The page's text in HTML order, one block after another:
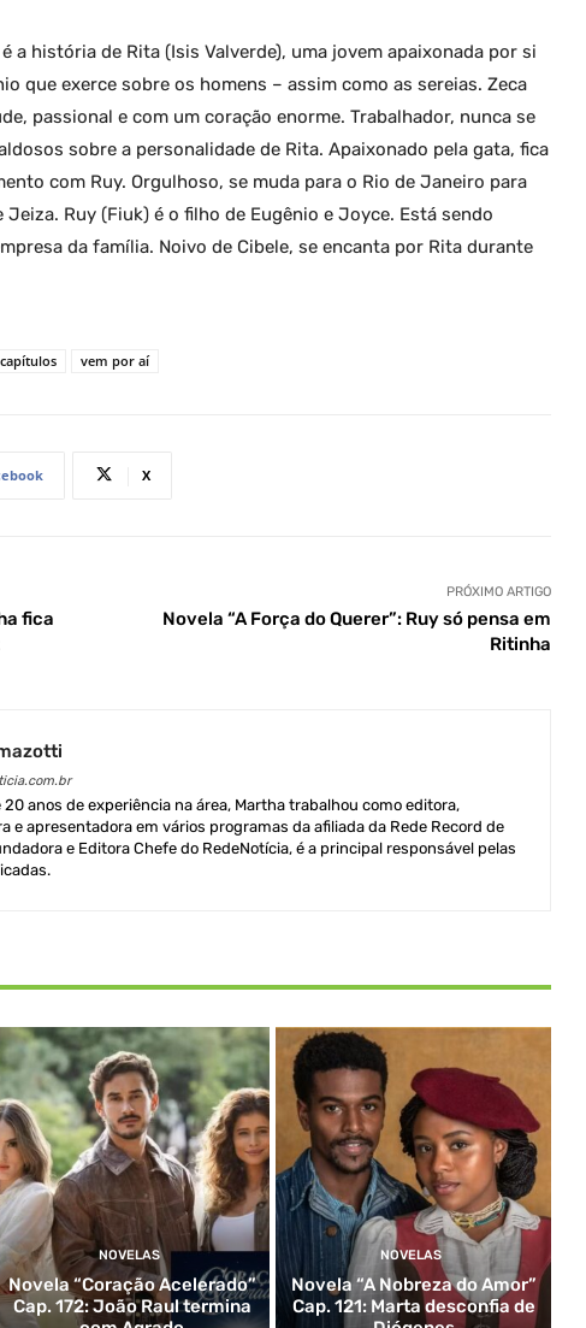
a história de Rita (Isis Valverde), uma jovem apaixonada por si
que exerce sobre os homens – assim como as sereias. Zeca
passional e com um coração enorme. Trabalhador, nunca se
sobre a personalidade de Rita. Apaixonado pela gata, fica
com Ruy. Orgulhoso, se muda para o Rio de Janeiro para
Ruy (Fiuk) é o filho de Eugênio e Joyce. Está sendo
da família. Noivo de Cibele, se encanta por Rita durante
vem por aí
X
fica
PRÓXIMO ARTIGO
Novela “A Força do Querer”: Ruy só pensa em
Ritinha
20 anos de experiência na área, Martha trabalhou como editora,
e apresentadora em vários programas da afiliada da Rede Record de
e Editora Chefe do RedeNotícia, é a principal responsável pelas
NOVELAS
Novela “Coração Acelerado”
Cap. 172: João Raul termina
NOVELAS
Novela “A Nobreza do Amor”
Cap. 121: Marta desconfia de